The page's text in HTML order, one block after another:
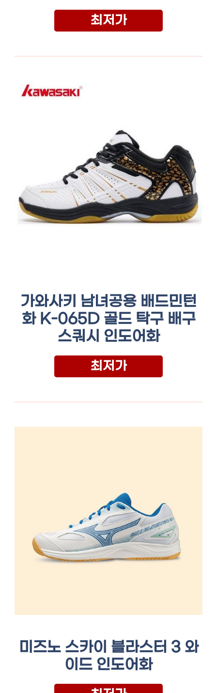
최저가
가와사키 남녀공용 배드민턴
화 K-065D 골드 탁구 배구
스쿼시 인도어화
최저가
미즈노 스카이 블라스터 3 와
이드 인도어화